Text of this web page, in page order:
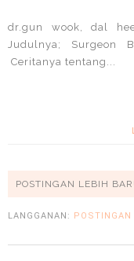
dr.gun wook, dal
Judulnya; Surgeon
Ceritanya tentang...
POSTINGAN LEBIH
LANGGANAN: